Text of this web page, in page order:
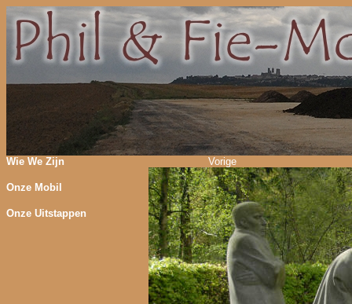
Wie We Zijn
Onze Mobil
Onze Uitstappen
Vorige